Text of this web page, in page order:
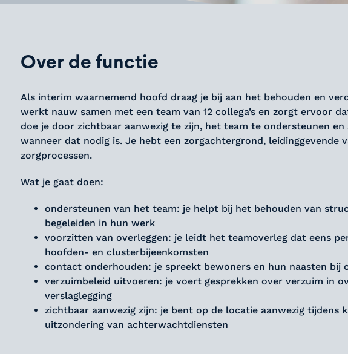
Over de functie
Als interim waarnemend hoofd draag je bij aan het behouden en
werkt nauw samen met een team van 12 collega’s en zorgt ervoor
doe je door zichtbaar aanwezig te zijn, het team te ondersteunen
wanneer dat nodig is. Je hebt een zorgachtergrond,
zorgprocessen.
Wat je gaat doen:
ondersteunen van het team: je helpt bij het behouden van
begeleiden in hun werk
voorzitten van overleggen: je leidt het teamoverleg dat eens
hoofden- en clusterbijeenkomsten
contact onderhouden: je spreekt bewoners en hun naasten bij
verzuimbeleid uitvoeren: je voert gesprekken over verzuim in
verslaglegging
zichtbaar aanwezig zijn: je bent op de locatie aanwezig
uitzondering van achterwachtdiensten